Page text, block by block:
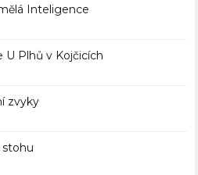
Inteligence
U Plhů v Kojčicích
zvyky
stohu